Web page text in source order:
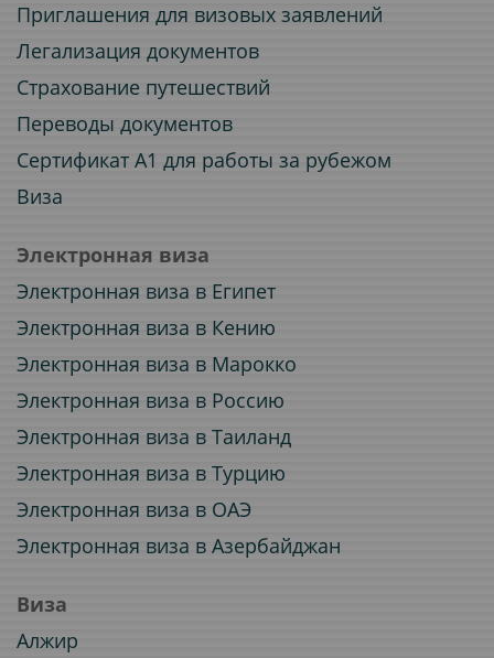
Приглашения для визовых заявлений
Легализация документов
Страхование путешествий
Переводы документов
Сертификат A1 для работы за рубежом
Виза
Электронная виза
Электронная виза в Египет
Электронная виза в Кению
Электронная виза в Марокко
Электронная виза в Россию
Электронная виза в Таиланд
Электронная виза в Турцию
Электронная виза в ОАЭ
Электронная виза в Азербайджан
Виза
Алжир